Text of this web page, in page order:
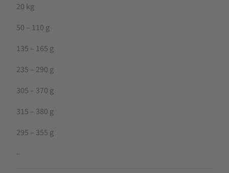
20 kg
50 – 110 g
135 – 165 g
235 – 290 g
305 – 370 g
315 – 380 g
295 – 355 g